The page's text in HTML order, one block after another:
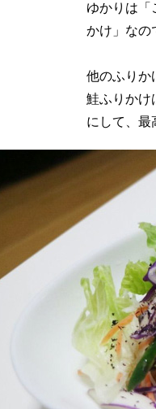
ゆかりは「
かけ」なの
他のふりか
鮭ふりかけ
にして、最